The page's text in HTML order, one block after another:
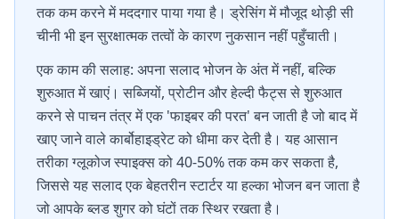
तक कम करने में मददगार पाया गया है। ड्रेसिंग में मौजूद थोड़ी सी
चीनी भी इन सुरक्षात्मक तत्वों के कारण नुकसान नहीं पहुँचाती।
एक काम की सलाह: अपना सलाद भोजन के अंत में नहीं, बल्कि
शुरुआत में खाएं। सब्जियों, प्रोटीन और हेल्दी फैट्स से शुरुआत
करने से पाचन तंत्र में एक 'फाइबर की परत' बन जाती है जो बाद में
खाए जाने वाले कार्बोहाइड्रेट को धीमा कर देती है। यह आसान
तरीका ग्लूकोज स्पाइक्स को 40-50% तक कम कर सकता है,
जिससे यह सलाद एक बेहतरीन स्टार्टर या हल्का भोजन बन जाता है
जो आपके ब्लड शुगर को घंटों तक स्थिर रखता है।